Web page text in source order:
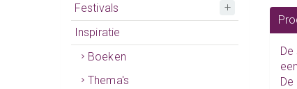
Festivals
Inspiratie
Boeken
Thema's
De